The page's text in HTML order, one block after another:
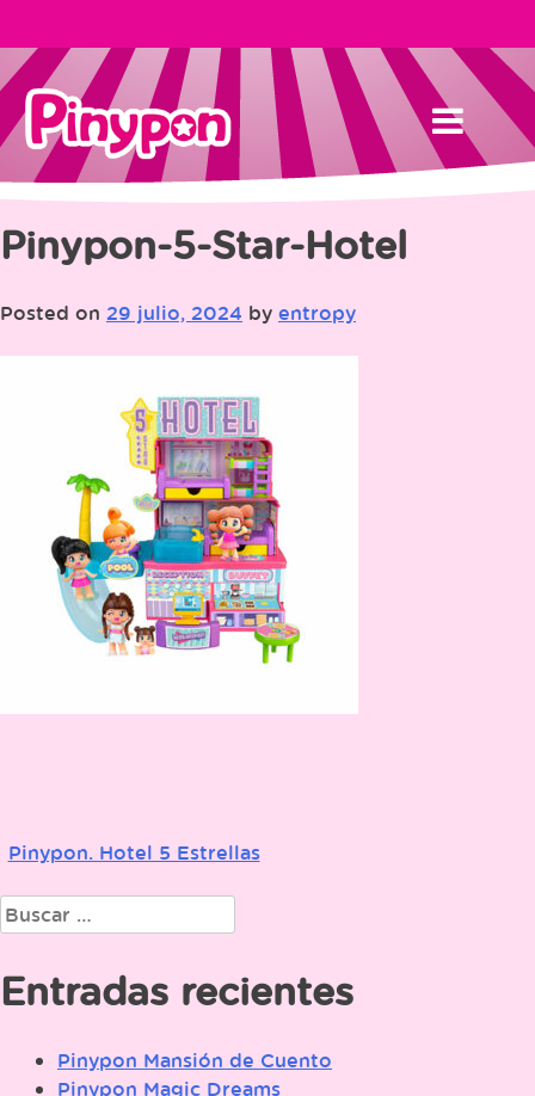
to
content
Pinypon-5-Star-Hotel
Posted on 29 julio, 2024 by entropy
Navegación
de
entradas
Pinypon. Hotel 5 Estrellas
Buscar:
Entradas recientes
Pinypon Mansión de Cuento
Pinypon Magic Dreams